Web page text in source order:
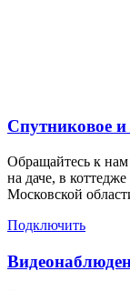
Спутниковое
Обращайтесь к
на даче, в
Московской
Подключить